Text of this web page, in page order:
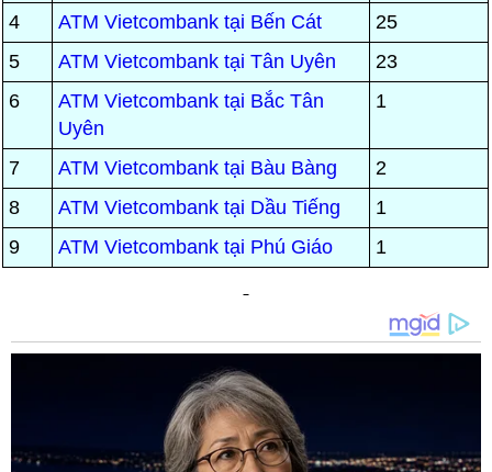
4
ATM Vietcombank tại Bến Cát
25
5
ATM Vietcombank tại Tân Uyên
23
6
ATM Vietcombank tại Bắc Tân
Uyên
1
7 ATM Vietcombank tại Bàu Bàng
2
8
ATM Vietcombank tại Dầu Tiếng
1
9
ATM Vietcombank tại Phú Giáo 1